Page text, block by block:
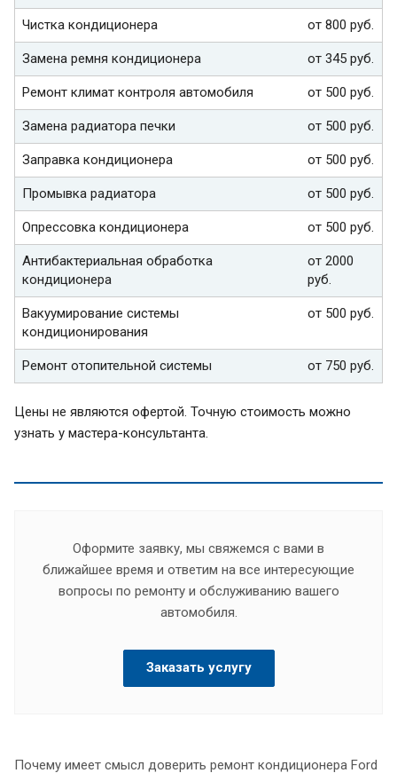
Чистка кондиционера от 800 руб.
Замена ремня кондиционера от 345 руб.
Ремонт климат контроля автомобиля от 500 руб.
Замена радиатора печки от 500 руб.
Заправка кондиционера от 500 руб.
Промывка радиатора от 500 руб.
Опрессовка кондиционера от 500 руб.
Антибактериальная обработка
кондиционера
от 2000
руб.
Вакуумирование системы
кондиционирования
от 500 руб.
Ремонт отопительной системы от 750 руб.
Цены не являются офертой. Точную стоимость можно
узнать у мастера-консультанта.
Оформите заявку, мы свяжемся с вами в
ближайшее время и ответим на все интересующие
вопросы по ремонту и обслуживанию вашего
автомобиля.
Заказать услугу
Почему имеет смысл доверить ремонт кондиционера Ford